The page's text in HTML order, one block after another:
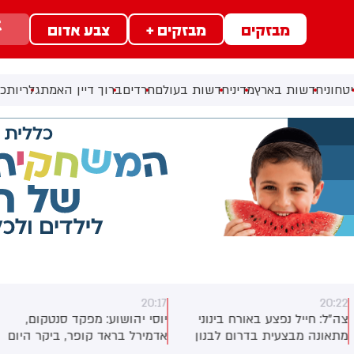
מבזקים מבזקים + צבע אדום
חדשות בארץמדיניחדשות בעולםחרדיםברוך דיין האמתגלריות
20:22
צה"ל: חייל נפצע באורח בינוני
מתאונה מבצעית בדרום לבנון
20:17
יוסי יהושוע: מפקד סנטקום,
אדמירל בראד קופר, ביקר היום